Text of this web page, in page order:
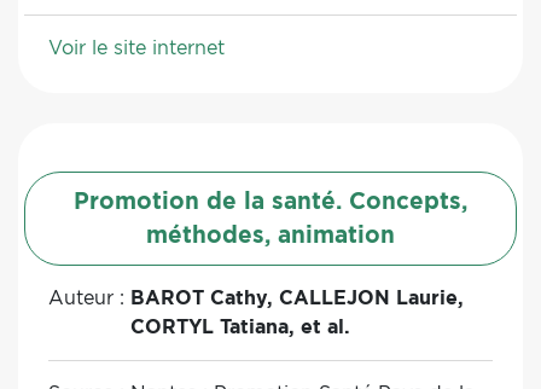
Voir le site internet
Promotion de la santé. Concepts,
méthodes, animation
Auteur : BAROT Cathy, CALLEJON Laurie,
CORTYL Tatiana, et al.